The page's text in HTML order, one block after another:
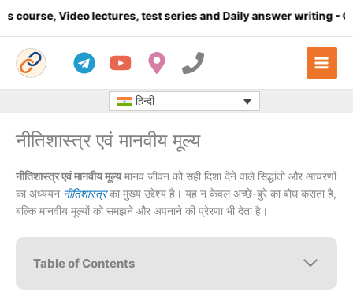
lectures, test series and Daily answer writing- Click here
हिन्दी
नीतिशास्त्र एवं मानवीय मूल्य
नीतिशास्त्र एवं मानवीय मूल्यमानव जीवन को सही दिशा देने वाले सिद्धांतों और आचरणों
का अध्ययन नीतिशास्त्रका मुख्य उद्देश्य है। यह न केवल अच्छे-बुरे का बोध कराता है,
बल्कि मानवीय मूल्यों को समझने और अपनाने की प्रेरणा भी देता है।
Table of Contents